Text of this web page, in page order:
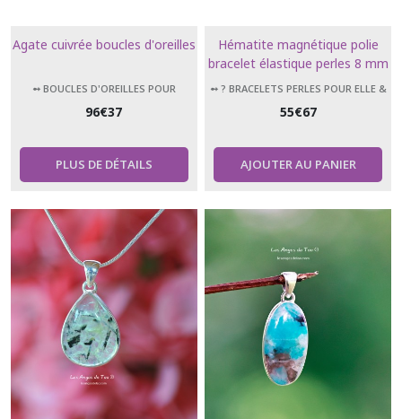
Agate cuivrée boucles d'oreilles
➻ BOUCLES D'OREILLES POUR
96€37
PLUS DE DÉTAILS
Hématite magnétique polie
bracelet élastique perles 8 mm
➻ ? BRACELETS PERLES POUR ELLE &
55€67
AJOUTER AU PANIER